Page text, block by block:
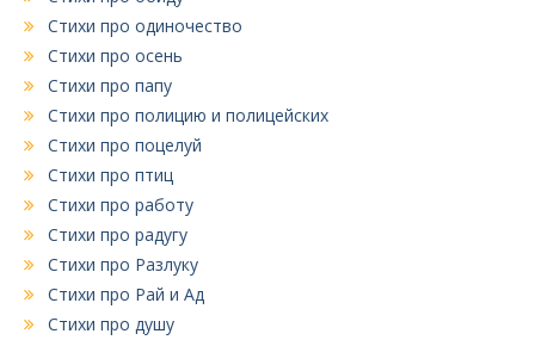
Стихи про одиночество
Стихи про осень
Стихи про папу
Стихи про полицию и полицейских
Стихи про поцелуй
Стихи про птиц
Стихи про работу
Стихи про радугу
Стихи про Разлуку
Стихи про Рай и Ад
Стихи про душу